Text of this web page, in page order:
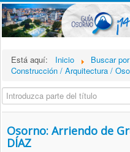
Está aquí: Inicio Buscar
Construcción / Arquitectura /
Introduzca parte del título
Osorno: Arriendo de
DÍAZ